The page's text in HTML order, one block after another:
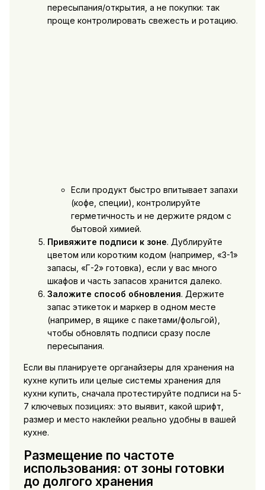
пересыпания/открытия, а не покупки: так
проще контролировать свежесть и ротацию.
Если продукт быстро впитывает запахи
(кофе, специи), контролируйте
герметичность и не держите рядом с
бытовой химией.
Привяжите подписи к зоне. Дублируйте
цветом или коротким кодом (например, «З-1»
запасы, «Г-2» готовка), если у вас много
шкафов и часть запасов хранится далеко.
Заложите способ обновления. Держите
запас этикеток и маркер в одном месте
(например, в ящике с пакетами/фольгой),
чтобы обновлять подписи сразу после
пересыпания.
Если вы планируете органайзеры для хранения на
кухне купить или целые системы хранения для
кухни купить , сначала протестируйте подписи на 5-
7 ключевых позициях: это выявит, какой шрифт,
размер и место наклейки реально удобны в вашей
кухне.
Размещение по частоте
использования: от зоны готовки
до долгого хранения